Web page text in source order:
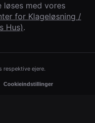
løses med vores
for Klageløsning /
Hus).
respektive ejere.
Cookieindstillinger